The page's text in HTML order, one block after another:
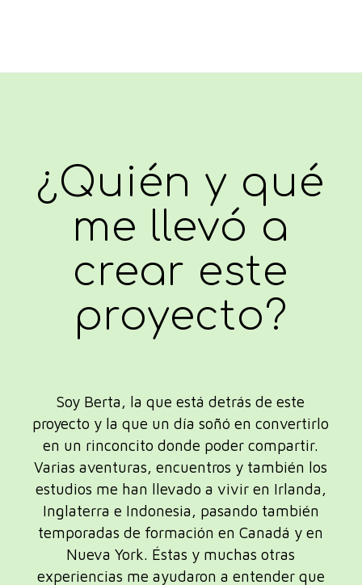
¿Quién y qué
me llevó a
crear este
proyecto?
Soy Berta, la que está detrás de este
proyecto y la que un día soñó en convertirlo
en un rinconcito donde poder compartir.
Varias aventuras, encuentros y también los
estudios me han llevado a vivir en Irlanda,
Inglaterra e Indonesia, pasando también
temporadas de formación en Canadá y en
Nueva York. Éstas y muchas otras
experiencias me ayudaron a entender que